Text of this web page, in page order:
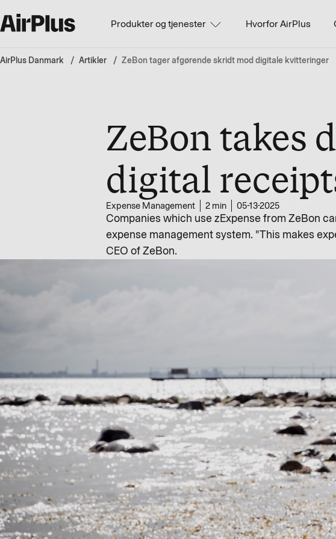
Produkter og tjenester Hvorfor AirPlus
AirPlus Danmark Artikler ZeBon tager afgørende skridt mod digitale kvitteringer
ZeBon takes
digital
Expense Management 2 min 05-13-2025
Companies which use zExpense from ZeBon
expense management system. "This makes
CEO of ZeBon.